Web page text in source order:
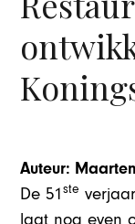
Auteur:
De 51ste
laat nog even